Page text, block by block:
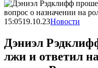
15:0519.10.23Новости
Дэниэл
лжи и ответил